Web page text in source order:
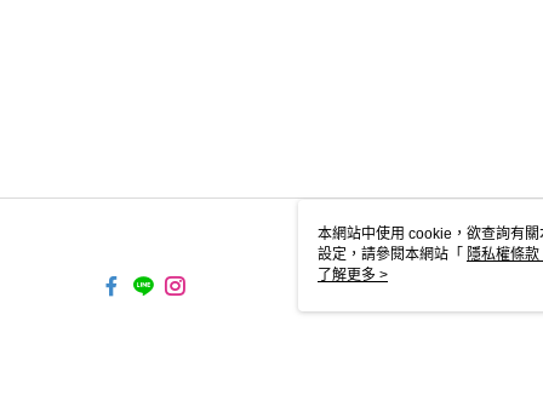
本網站中使用 cookie，欲查詢有
設定，請參閱本網站「 隱私權條款
使用 cookie。
了解更多 >